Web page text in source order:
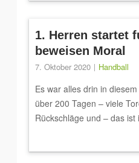
1. Herren startet
beweisen Moral
7. Oktober 2020 Handball
Es war alles drin in
über 200 Tagen – viele
Rückschläge und – das